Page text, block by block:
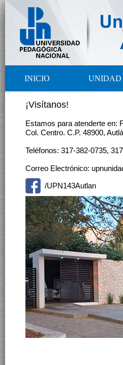
INICIO UNIDAD
¡Visítanos!
Estamos para atenderte en:
Col. Centro. C.P. 48900,
Teléfonos: 317-382-0735,
Correo Electrónico:
/UPN143Autlan